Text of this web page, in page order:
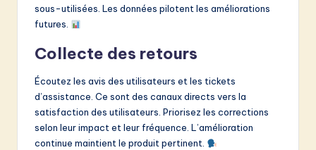
sous-utilisées. Les données pilotent les améliorations
futures.
Collecte des retours
Écoutez les avis des utilisateurs et les tickets
d’assistance. Ce sont des canaux directs vers la
satisfaction des utilisateurs. Priorisez les corrections
selon leur impact et leur fréquence. L’amélioration
continue maintient le produit pertinent.